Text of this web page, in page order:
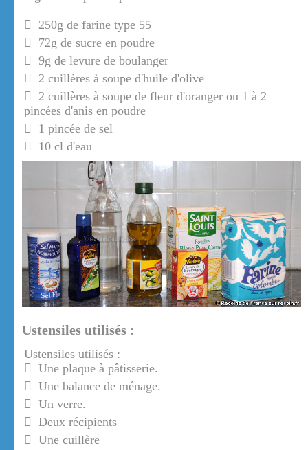
250g de farine type 55
72g de sucre en poudre
9g de levure de boulanger
2 cuillères à soupe d'huile d'olive
2 cuillères à soupe de fleur d'oranger ou 1 à 2
pincées d'anis en poudre
1 pincée de sel
10 cl d'eau
Ustensiles utilisés :
Ustensiles utilisés :
Une plaque à pâtisserie.
Une balance de ménage.
Un verre.
Deux récipients
Une cuillère